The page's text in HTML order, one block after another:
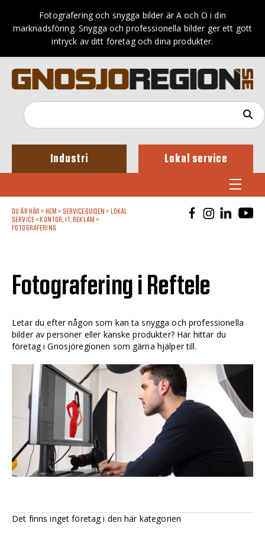
Fotografering och snygga bilder är A och O i din
marknadsföring. Snygga och professionella bilder ger ett gott
intryck av ditt företag och dina produkter.
Industri Lokal service
DU ÄR HÄR » HEM » SERVICEGUIDEN »
LOKAL
SERVICE» KONTOR, IT, REKLAM »
FOTOGRAFERING
Fotografering i Reftele
Letar du efter någon som kan ta snygga och professionella
bilder av personer eller kanske produkter? Här hittar du
företag i Gnosjöregionen som gärna hjälper till.
Det finns inget företag i den här kategorien